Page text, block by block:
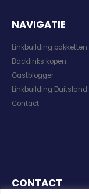
NAVIGATIE
Linkbuilding pakketten
Backlinks kopen
Gastblogger
Linkbuilding Duitsland
Contact
CONTACT